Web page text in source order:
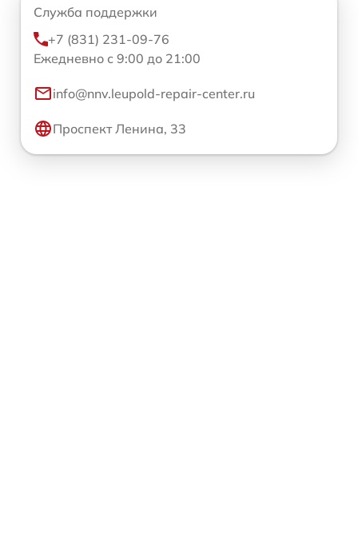
Служба поддержки
+7 (831) 231-09-76
Ежедневно с 9:00 до 21:00
info@nnv.leupold-repair-center.ru
Проспект Ленина, 33